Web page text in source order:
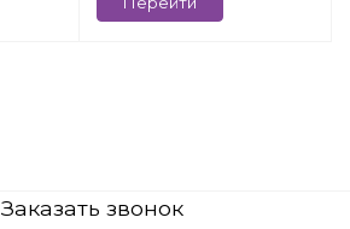
Заказать звонок